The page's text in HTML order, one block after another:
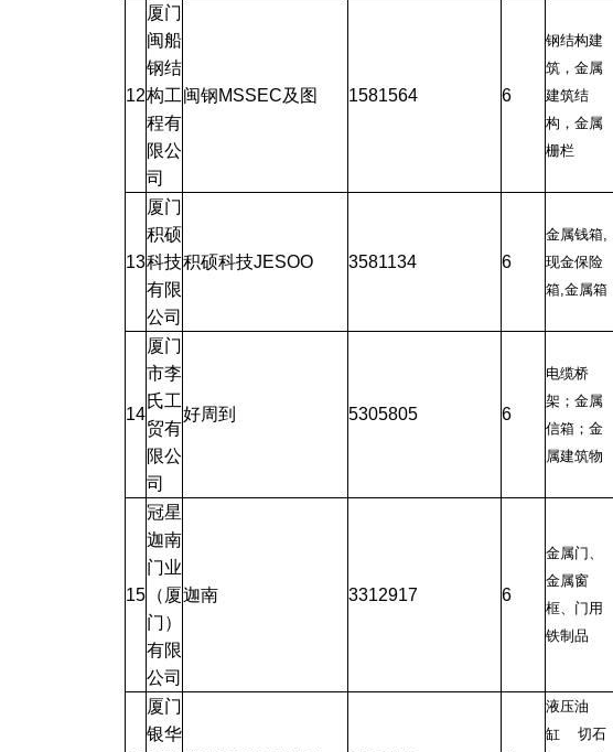
12
厦门
闽船
钢结
构工
程有
限公
司
闽钢MSSEC及图 1581564 6
钢结构建
筑，金属
建筑结
构，金属
栅栏
13
厦门
积硕
科技
有限
公司
积硕科技JESOO 3581134 6
金属钱箱,
现金保险
箱,金属箱
14
厦门
市李
氏工
贸有
限公
司
好周到 5305805 6
电缆桥
架；金属
信箱；金
属建筑物
15
冠星
迦南
门业
（厦
门）
有限
公司
迦南 3312917 6
金属门、
金属窗
框、门用
铁制品
厦门
银华
液压油
缸 切石